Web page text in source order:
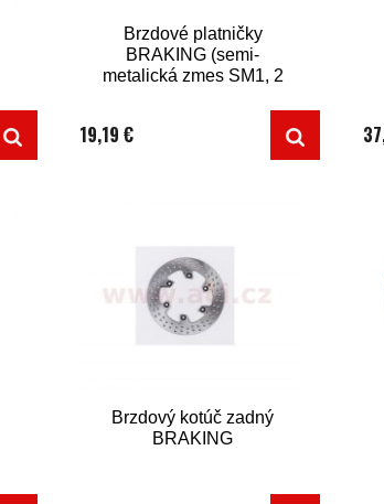
Brzdové platničky
BRAKING (semi-
metalická zmes SM1, 2
19,19 €
Brzdový kotúč zadný
BRAKING